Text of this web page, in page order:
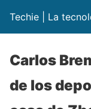
Techie | La
Carlos
de los